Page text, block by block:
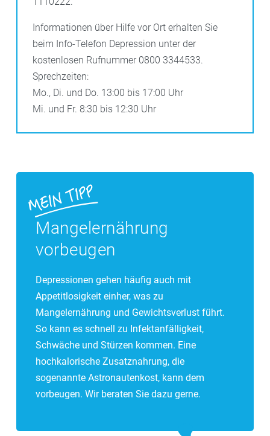
Informationen über Hilfe vor Ort erhalten Sie
beim Info-Telefon Depression unter der
kostenlosen Rufnummer 0800 3344533.
Sprechzeiten:
Mo., Di. und Do. 13:00 bis 17:00 Uhr
Mi. und Fr. 8:30 bis 12:30 Uhr
Mangelernährung
vorbeugen
Depressionen gehen häufig auch mit
Appetitlosigkeit einher, was zu
Mangelernährung und Gewichtsverlust führt.
So kann es schnell zu Infektanfälligkeit,
Schwäche und Stürzen kommen. Eine
hochkalorische Zusatznahrung, die
sogenannte Astronautenkost, kann dem
vorbeugen. Wir beraten Sie dazu gerne.